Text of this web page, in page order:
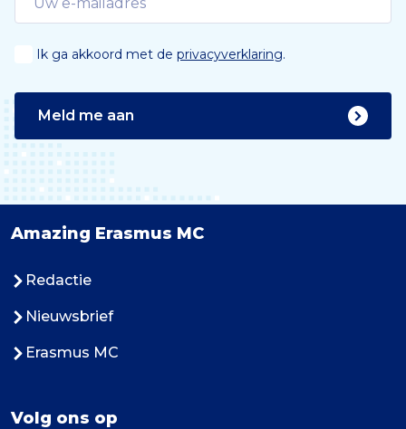
Ik ga akkoord met de privacyverklaring.
Meld me aan
Amazing Erasmus MC
Redactie
Nieuwsbrief
Erasmus MC
Volg ons op